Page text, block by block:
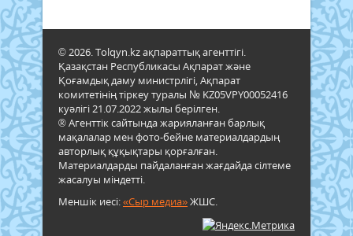
© 2026. Tolqyn.kz ақпараттық агенттігі.
Қазақстан Республикасы Ақпарат және
Қоғамдық даму министрлігі, Ақпарат
комитетінің тіркеу туралы № KZ05VPY00052416
куәлігі 21.07.2022 жылы берілген.
® Агенттік сайтында жарияланған барлық
мақалалар мен фото-бейне материалдардың
авторлық құқықтары қорғалған.
Материалдарды пайдаланған жағдайда сілтеме
жасалуы міндетті.
Меншік иесі:«Сыр медиа»ЖШС.